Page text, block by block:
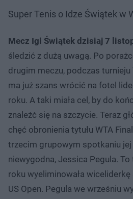
Super Tenis o Idze Świątek w
Mecz Igi Świątek dzisiaj 7
śledzić z dużą uwagą. Po
drugim meczu, podczas turnieju
ma już szans wrócić na fotel
roku. A taki miała cel, by do
znaleźć się na szczycie. Teraz
chęć obronienia tytułu WTA
trzecim grupowym spotkaniu jej
niewygodna, Jessica Pegula.
roku wyeliminowała
US Open. Pegula we wrześniu